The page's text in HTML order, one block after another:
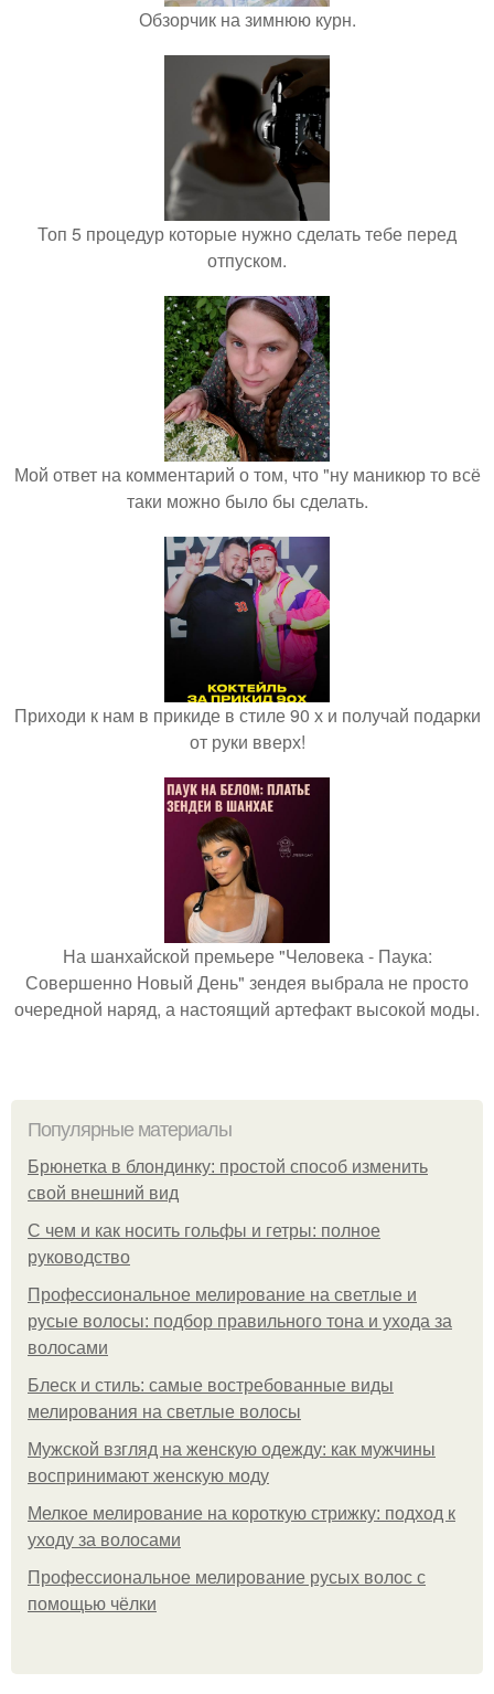
Обзорчик на зимнюю курн.
Топ 5 процедур которые нужно сделать тебе перед
отпуском.
Мой ответ на комментарий о том, что "ну маникюр то всё
таки можно было бы сделать.
Приходи к нам в прикиде в стиле 90 х и получай подарки
от руки вверх!
На шанхайской премьере "Человека - Паука:
Совершенно Новый День" зендея выбрала не просто
очередной наряд, а настоящий артефакт высокой моды.
Популярные материалы
Брюнетка в блондинку: простой способ изменить
свой внешний вид
С чем и как носить гольфы и гетры: полное
руководство
Профессиональное мелирование на светлые и
русые волосы: подбор правильного тона и ухода за
волосами
Блеск и стиль: самые востребованные виды
мелирования на светлые волосы
Мужской взгляд на женскую одежду: как мужчины
воспринимают женскую моду
Мелкое мелирование на короткую стрижку: подход к
уходу за волосами
Профессиональное мелирование русых волос с
помощью чёлки